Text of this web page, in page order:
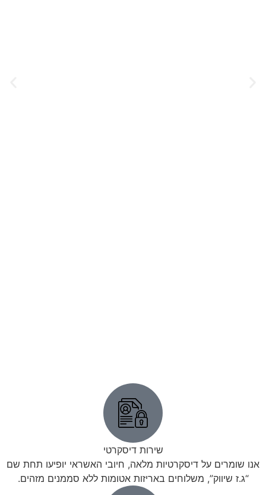
שירות דיסקרטי
אנו שומרים על דיסקרטיות מלאה, חיובי האשראי יופיעו תחת שם
“ג.ז שיווק”, משלוחים באריזות אטומות ללא סממנים מזהים.